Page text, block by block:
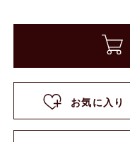
お気に入り